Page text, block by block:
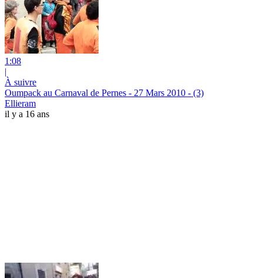
1:08
|
À suivre
Oumpack au Carnaval de Pernes - 27 Mars 2010 - (3)
Ellieram
il y a 16 ans